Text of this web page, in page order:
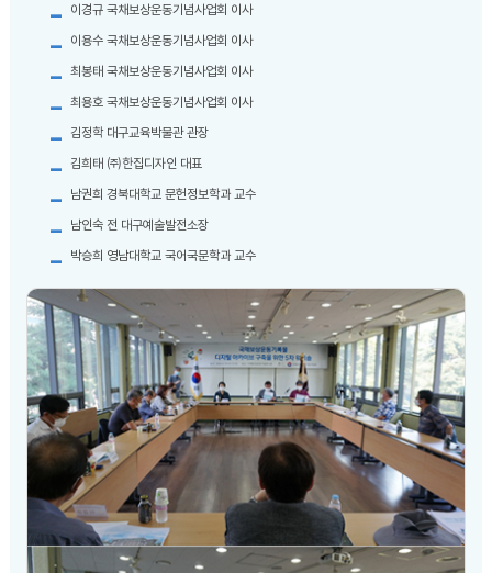
이경규 국채보상운동기념사업회 이사
이용수 국채보상운동기념사업회 이사
최봉태 국채보상운동기념사업회 이사
최용호 국채보상운동기념사업회 이사
김정학 대구교육박물관 관장
김희태 ㈜한집디자인 대표
남권희 경북대학교 문헌정보학과 교수
남인숙 전 대구예술발전소장
박승희 영남대학교 국어국문학과 교수